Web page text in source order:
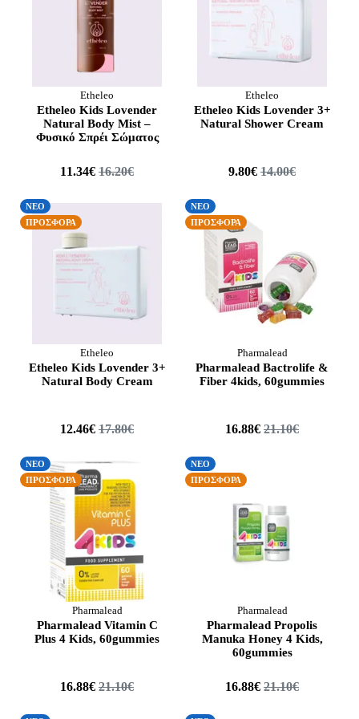
Pharmalead
Pharmasept
Power Health
SyfaLine
Thermale
Verset
Βιάν - Βιανέξ
Etheleo
Etheleo Kids Lovender
Natural Body Mist –
Φυσικό Σπρέι Σώματος
11.34€ 16.20€
Etheleo
Etheleo Kids Lovender 3+
Natural Shower Cream
9.80€ 14.00€
ΝΕΟ
ΠΡΟΣΦΟΡΑ
Etheleo
Etheleo Kids Lovender 3+
Natural Body Cream
12.46€ 17.80€
ΝΕΟ
ΠΡΟΣΦΟΡΑ
Pharmalead
Pharmalead Bactrolife &
Fiber 4kids, 60gummies
16.88€ 21.10€
ΝΕΟ
ΠΡΟΣΦΟΡΑ
Pharmalead
Pharmalead Vitamin C
Plus 4 Kids, 60gummies
16.88€ 21.10€
ΝΕΟ
ΠΡΟΣΦΟΡΑ
Pharmalead
Pharmalead Propolis
Manuka Honey 4 Kids,
60gummies
16.88€ 21.10€